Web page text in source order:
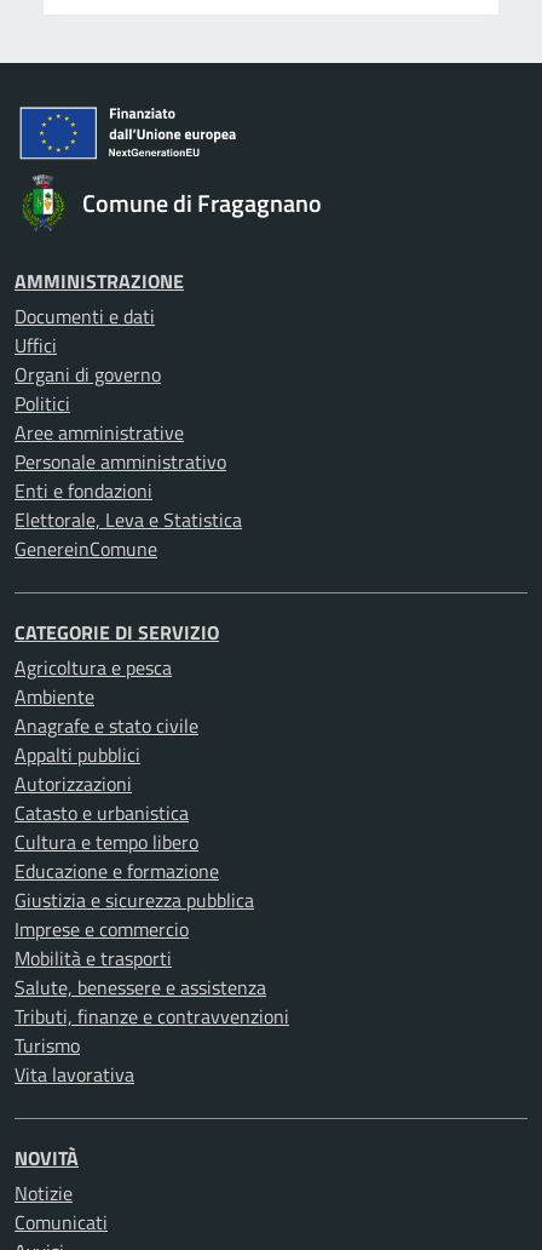
Comune di Fragagnano
AMMINISTRAZIONE
Documenti e dati
Uffici
Organi di governo
Politici
Aree amministrative
Personale amministrativo
Enti e fondazioni
Elettorale, Leva e Statistica
GenereinComune
CATEGORIE DI SERVIZIO
Agricoltura e pesca
Ambiente
Anagrafe e stato civile
Appalti pubblici
Autorizzazioni
Catasto e urbanistica
Cultura e tempo libero
Educazione e formazione
Giustizia e sicurezza pubblica
Imprese e commercio
Mobilità e trasporti
Salute, benessere e assistenza
Tributi, finanze e contravvenzioni
Turismo
Vita lavorativa
NOVITÀ
Notizie
Comunicati